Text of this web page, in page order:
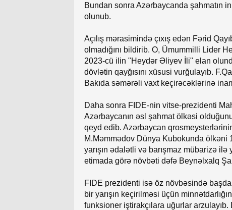
Bundan sonra Azərbaycanda şahmatın
olunub.
Açılış mərasimində çıxış edən Fərid
olmadığını bildirib. O, Ümummilli Lider
2023-cü ilin "Heydər Əliyev İli" elan
dövlətin qayğısını xüsusi vurğulayıb.
Bakıda səmərəli vaxt keçirəcəklərinə
Daha sonra FIDE-nin vitse-prezidenti
Azərbaycanın əsl şahmat ölkəsi
qeyd edib. Azərbaycan
M.Məmmədov Dünya Kubokunda ölkəni
yarışın ədalətli və barışmaz mübarizə
etimada görə növbəti dəfə Beynəlxalq
FIDE prezidenti isə öz növbəsində
bir yarışın keçirilməsi üçün
funksioner iştirakçılara uğurlar